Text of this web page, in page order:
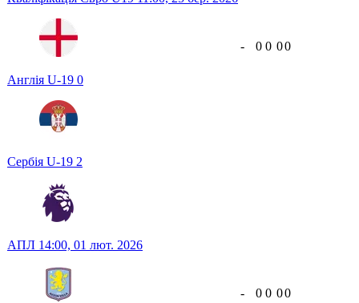
Англія U-19 0
Сербія U-19 2
- 0 0 00
АПЛ 14:00, 01 лют. 2026
- 0 0 00